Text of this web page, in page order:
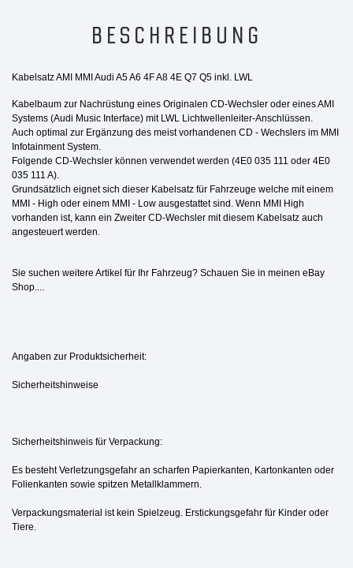
BESCHREIBUNG
Kabelsatz AMI MMI Audi A5 A6 4F A8 4E Q7 Q5 inkl. LWL
Kabelbaum zur Nachrüstung eines Originalen CD-Wechsler oder eines AMI
Systems (Audi Music Interface) mit LWL Lichtwellenleiter-Anschlüssen.
Auch optimal zur Ergänzung des meist vorhandenen CD - Wechslers im MMI
Infotainment System.
Folgende CD-Wechsler können verwendet werden (4E0 035 111 oder 4E0
035 111 A).
Grundsätzlich eignet sich dieser Kabelsatz für Fahrzeuge welche mit einem
MMI - High oder einem MMI - Low ausgestattet sind. Wenn MMI High
vorhanden ist, kann ein Zweiter CD-Wechsler mit diesem Kabelsatz auch
angesteuert werden.
Sie suchen weitere Artikel für Ihr Fahrzeug? Schauen Sie in meinen eBay
Shop....
Angaben zur Produktsicherheit:
Sicherheitshinweise
Sicherheitshinweis für Verpackung:
Es besteht Verletzungsgefahr an scharfen Papierkanten, Kartonkanten oder
Folienkanten sowie spitzen Metallklammern.
Verpackungsmaterial ist kein Spielzeug. Erstickungsgefahr für Kinder oder
Tiere.